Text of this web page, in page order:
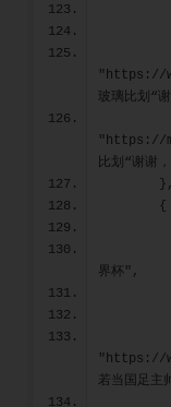
"https://
玻璃比划“
"https://
比划“谢谢
        },
        {
界杯",
"https://
若当国足主